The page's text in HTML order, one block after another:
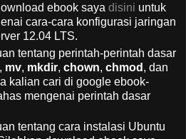
ebook saya disini untuk
cara-cara konfigurasi jaringan
12.04 LTS.
tentang perintah-perintah dasar
, mv, mkdir, chown, chmod , dan
kalian cari di google ebook-
mengenai perintah dasar
tentang cara instalasi Ubuntu